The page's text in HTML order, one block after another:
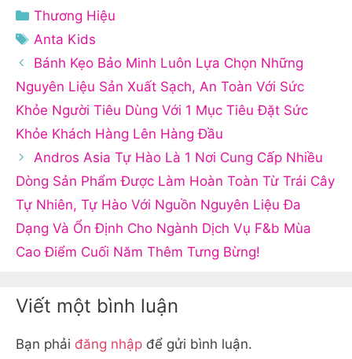
Danh
mục
Thương Hiệu
Thẻ
Anta Kids
Bánh Kẹo Bảo Minh Luôn Lựa Chọn Những
Nguyên Liệu Sản Xuất Sạch, An Toàn Với Sức
Khỏe Người Tiêu Dùng Với 1 Mục Tiêu Đặt Sức
Khỏe Khách Hàng Lên Hàng Đầu
Andros Asia Tự Hào Là 1 Nơi Cung Cấp Nhiều
Dòng Sản Phẩm Được Làm Hoàn Toàn Từ Trái Cây
Tự Nhiên, Tự Hào Với Nguồn Nguyên Liệu Đa
Dạng Và Ổn Định Cho Ngành Dịch Vụ F&b Mùa
Cao Điểm Cuối Năm Thêm Tưng Bừng!
Viết một bình luận
Bạn phải đăng nhập để gửi bình luận.